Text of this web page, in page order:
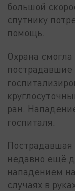
большой
спутнику
помощь.
Охрана
ран.
госпиталя.
недавно ещё
нападением
случаях в